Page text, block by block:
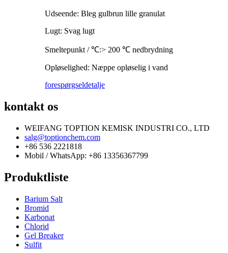
Udseende: Bleg gulbrun lille granulat
Lugt: Svag lugt
Smeltepunkt / ℃:> 200 ℃ nedbrydning
Opløselighed: Næppe opløselig i vand
forespørgseldetalje
kontakt os
WEIFANG TOPTION KEMISK INDUSTRI CO., LTD
salg@toptionchem.com
+86 536 2221818
Mobil / WhatsApp: +86 13356367799
Produktliste
Barium Salt
Bromid
Karbonat
Chlorid
Gel Breaker
Sulfit